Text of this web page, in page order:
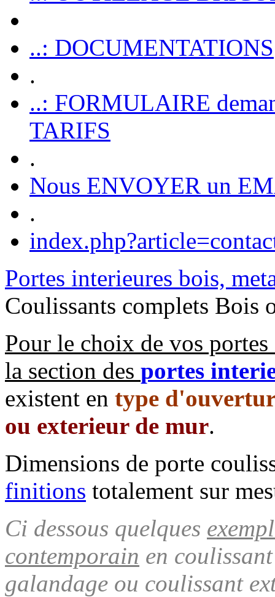
..: DOCUMENTATIONS
.
..: FORMULAIRE
TARIFS
.
Nous ENVOYER un
.
Portes interieures bois,
Coulissants complets Bois
Pour le choix de vos
la section des portes
existent en type
ou exterieur de mur.
Dimensions de porte
finitions totalement sur
Ci dessous quelques
contemporain en
galandage ou coulissant